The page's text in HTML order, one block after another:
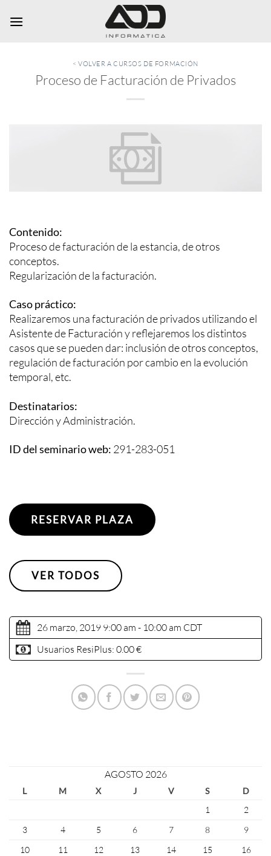
< VOLVER A CURSOS DE FORMACIÓN
Proceso de Facturación de Privados
Contenido:
Proceso de facturación de la estancia, de otros
conceptos.
Regularización de la facturación.
Caso práctico:
Realizaremos una facturación de privados utilizando el
Asistente de Facturación y reflejaremos los distintos
casos que se pueden dar: inclusión de otros conceptos,
regulación de facturación por cambio en la evolución
temporal, etc.
Destinatarios:
Dirección y Administración.
ID del seminario web: 291-283-051
RESERVAR PLAZA
VER TODOS
26 marzo, 2019 9:00 am - 10:00 am CDT
Usuarios ResiPlus: 0.00 €
AGOSTO 2026
L M X J V S
D
1
2
3
4 5 6 7 8
9
10
11 12 13 14 15
16